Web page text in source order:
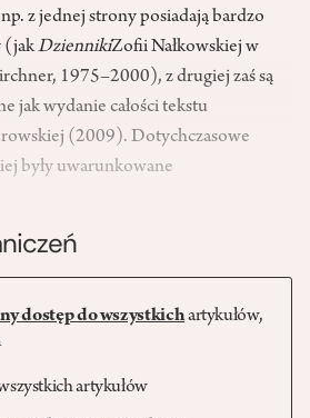
z jednej strony posiadają bardzo
(jakDziennikiZofii Nałkowskiej w
1975–2000), z drugiej zaś są
jak wydanie całości tekstu
(2009). Dotychczasowe
były uwarunkowane
dostęp do wszystkichartykułów,
artykułów